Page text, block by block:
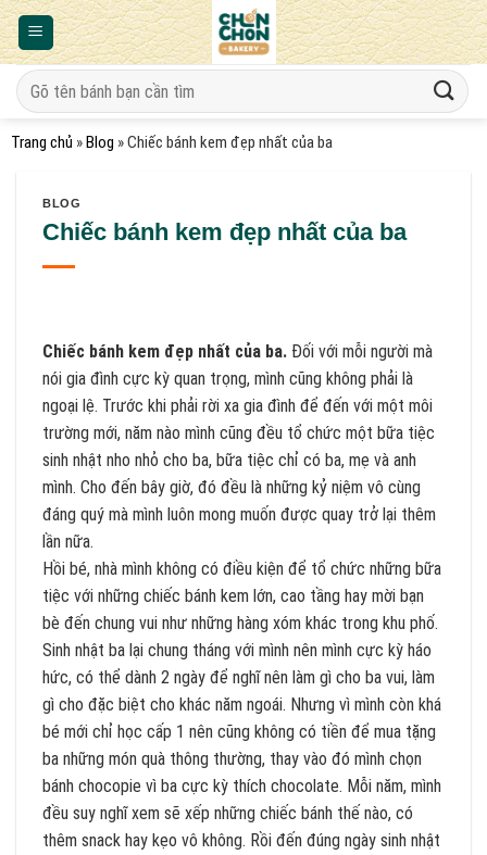
Bỏ
qua
nội
dung
Tìm
kiếm:
Trang chủ »Blog »Chiếc bánh kem đẹp nhất của ba
BLOG
Chiếc bánh kem đẹp nhất của ba
Chiếc bánh kem đẹp nhất của ba. Đối với mỗi người mà
nói gia đình cực kỳ quan trọng, mình cũng không phải là
ngoại lệ. Trước khi phải rời xa gia đình để đến với một môi
trường mới, năm nào mình cũng đều tổ chức một bữa tiệc
sinh nhật nho nhỏ cho ba, bữa tiệc chỉ có ba, mẹ và anh
mình. Cho đến bây giờ, đó đều là những kỷ niệm vô cùng
đáng quý mà mình luôn mong muốn được quay trở lại thêm
lần nữa.
Hồi bé, nhà mình không có điều kiện để tổ chức những bữa
tiệc với những chiếc bánh kem lớn, cao tầng hay mời bạn
bè đến chung vui như những hàng xóm khác trong khu phố.
Sinh nhật ba lại chung tháng với mình nên mình cực kỳ háo
hức, có thể dành 2 ngày để nghĩ nên làm gì cho ba vui, làm
gì cho đặc biệt cho khác năm ngoái. Nhưng vì mình còn khá
bé mới chỉ học cấp 1 nên cũng không có tiền để mua tặng
ba những món quà thông thường, thay vào đó mình chọn
bánh chocopie vì ba cực kỳ thích chocolate. Mỗi năm, mình
đều suy nghĩ xem sẽ xếp những chiếc bánh thế nào, có
thêm snack hay kẹo vô không. Rồi đến đúng ngày sinh nhật